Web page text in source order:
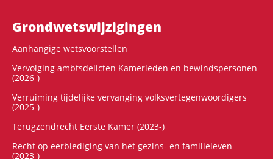
Grondwets­wijzigingen
Aanhangige wetsvoorstellen
Vervolging ambtsdelicten Kamerleden en bewindspersonen
(2026-)
Verruiming tijdelijke vervanging volksvertegenwoordigers
(2025-)
Terugzendrecht Eerste Kamer (2023-)
Recht op eerbiediging van het gezins- en familieleven
(2023-)